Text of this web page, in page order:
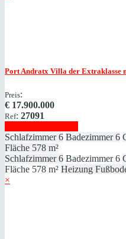
Port Andratx Villa der Extraklasse
Preis:
€ 17.900.000
Ref: 27091
Schlafzimmer 6 Badezimmer 6
Fläche 578 m²
Schlafzimmer 6 Badezimmer 6
Fläche 578 m² Heizung
×